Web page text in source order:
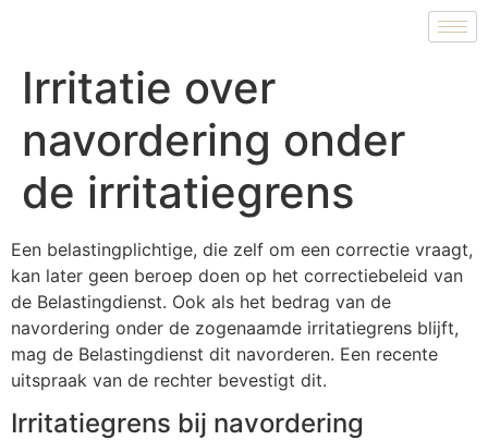
Irritatie over
navordering onder
de irritatiegrens
Een belastingplichtige, die zelf om een correctie vraagt,
kan later geen beroep doen op het correctiebeleid van
de Belastingdienst. Ook als het bedrag van de
navordering onder de zogenaamde irritatiegrens blijft,
mag de Belastingdienst dit navorderen. Een recente
uitspraak van de rechter bevestigt dit.
Irritatiegrens bij navordering